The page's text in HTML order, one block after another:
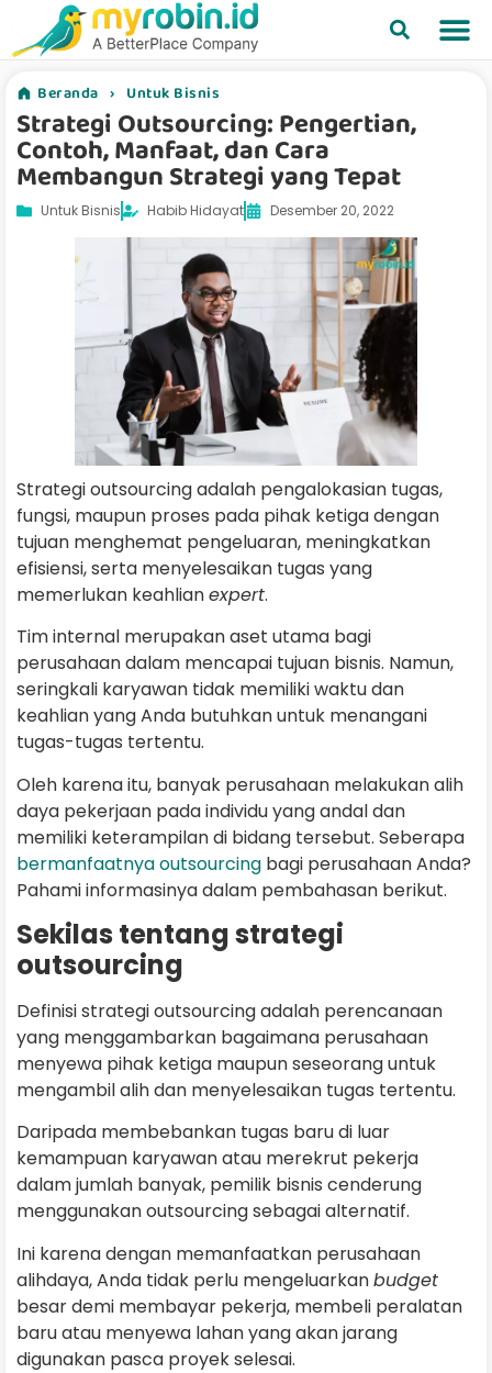
Beranda › Untuk Bisnis
Strategi Outsourcing: Pengertian,
Contoh, Manfaat, dan Cara
Membangun Strategi yang Tepat
Untuk Bisnis Habib Hidayat Desember 20, 2022
Strategi outsourcing adalah pengalokasian tugas,
fungsi, maupun proses pada pihak ketiga dengan
tujuan menghemat pengeluaran, meningkatkan
efisiensi, serta menyelesaikan tugas yang
memerlukan keahlianexpert.
Tim internal merupakan aset utama bagi
perusahaan dalam mencapai tujuan bisnis. Namun,
seringkali karyawan tidak memiliki waktu dan
keahlian yang Anda butuhkan untuk menangani
tugas-tugas tertentu.
Oleh karena itu, banyak perusahaan melakukan alih
daya pekerjaan pada individu yang andal dan
memiliki keterampilan di bidang tersebut. Seberapa
bermanfaatnya outsourcing bagi perusahaan Anda?
Pahami informasinya dalam pembahasan berikut.
Sekilas tentang strategi
outsourcing
Definisi strategi outsourcing adalah perencanaan
yang menggambarkan bagaimana perusahaan
menyewa pihak ketiga maupun seseorang untuk
mengambil alih dan menyelesaikan tugas tertentu.
Daripada membebankan tugas baru di luar
kemampuan karyawan atau merekrut pekerja
dalam jumlah banyak, pemilik bisnis cenderung
menggunakan outsourcing sebagai alternatif.
Ini karena dengan memanfaatkan perusahaan
alihdaya, Anda tidak perlu mengeluarkanbudget
besar demi membayar pekerja, membeli peralatan
baru atau menyewa lahan yang akan jarang
digunakan pasca proyek selesai.